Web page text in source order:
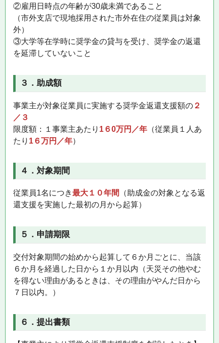
②雇用日時点の年齢が30歳未満であること
（市外支店で現地採用された市外在住の従業員は対象
外）
③大学等在学時に奨学金の貸与を受け、奨学金の返還
を延滞していないこと
３．助成額
事業主が対象従業員に実施する奨学金返還支援額の ２
／３
限度額：１事業主あたり 1 ６0万円／年 （従業員１人あ
たり 1６万円／年）
４．対象期間
従業員1名につき最大 １０年間
（助成金の対象となる返
還支援を実施した最初の月から起算）
５．申請期限
交付対象期間の始めから起算して６か月ごとに、当該
６か月を経過した日から１か月以内（天災その他やむ
を得ない理由があるときは、その理由がやんだ日から
７日以内。）
６．提出書類